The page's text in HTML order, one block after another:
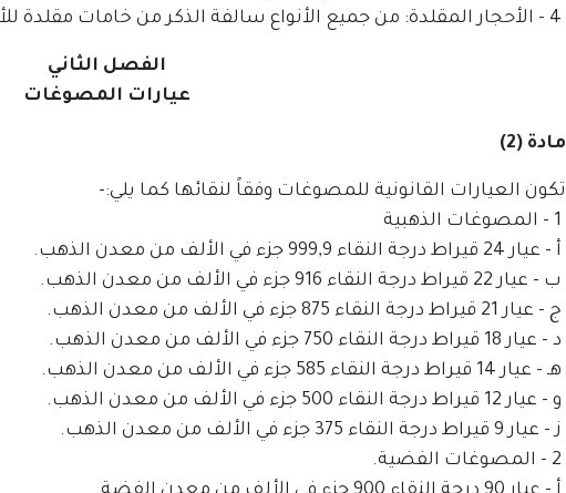
الفصل الثاني
عيارات المصوغات
مادة (2)
تكون العيارات القانونية للمصوغات وفقاً لنقائها كما يلي:-
أ - عيار 24 قيراط درجة النقاء 999,9 جزء في الألف من معدن الذهب.
ب - عيار 22 قيراط درجة النقاء 916 جزء في الألف من معدن الذهب.
ج - عيار 21 قيراط درجة النقاء 875 جزء في الألف من معدن الذهب.
د - عيار 18 قيراط درجة النقاء 750 جزء في الألف من معدن الذهب.
هـ - عيار 14 قيراط درجة النقاء 585 جزء في الألف من معدن الذهب.
و - عيار 12 قيراط درجة النقاء 500 جزء في الألف من معدن الذهب.
ز - عيار 9 قيراط درجة النقاء 375 جزء في الألف من معدن الذهب.